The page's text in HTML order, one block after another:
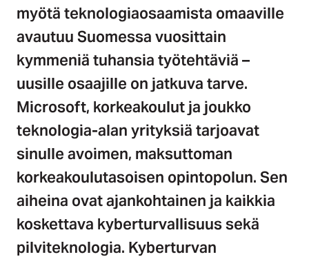
myötä teknologiaosaamista omaaville
avautuu Suomessa vuosittain
kymmeniä tuhansia työtehtäviä –
uusille osaajille on jatkuva tarve.
Microsoft, korkeakoulut ja joukko
teknologia-alan yrityksiä tarjoavat
sinulle avoimen, maksuttoman
korkeakoulutasoisen opintopolun. Sen
aiheina ovat ajankohtainen ja kaikkia
koskettava kyberturvallisuus sekä
pilviteknologia. Kyberturvan